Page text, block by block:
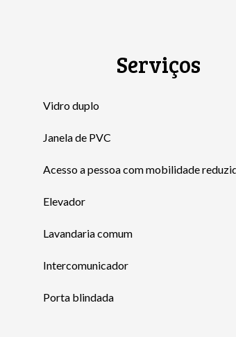
Serviços
Vidro duplo
Janela de PVC
Acesso a pessoa com mobilidade
Elevador
Lavandaria comum
Intercomunicador
Porta blindada